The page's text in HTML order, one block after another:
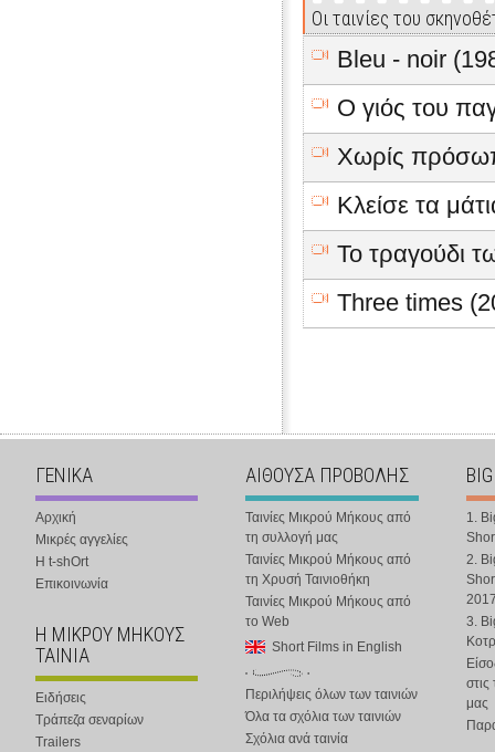
Οι ταινίες του
Bleu - noir
Ο γιός του
Χωρίς
Κλείσε τα
Το τραγούδι
Three times
ΓΕΝΙΚΑ
Αρχική
Μικρές αγγελίες
Η t-shOrt
Επικοινωνία
Η ΜΙΚΡΟΥ ΜΗΚΟΥΣ
ΤΑΙΝΙΑ
Ειδήσεις
Τράπεζα σεναρίων
Trailers
ΑΙΘΟΥΣΑ ΠΡΟΒΟΛΗΣ
Ταινίες Μικρού Μήκους από
τη συλλογή μας
Ταινίες Μικρού Μήκους από
τη Χρυσή Ταινιοθήκη
Ταινίες Μικρού Μήκους από
το Web
Short Films in English
Περιλήψεις όλων των ταινιών
Όλα τα σχόλια των ταινιών
Σχόλια ανά ταινία
1.
2.
3.
στις
μας